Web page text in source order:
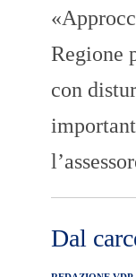
Regione
con
Dal